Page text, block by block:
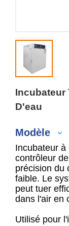
Incubateur
D'eau
Modèle
XCH-
Incubateur à
contrôleur
précision du
faible. Le
peut tuer
dans l'air en
Utilisé pour